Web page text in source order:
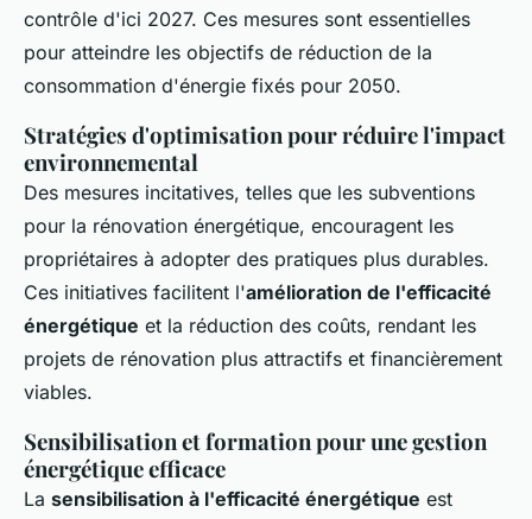
contrôle d'ici 2027. Ces mesures sont essentielles
pour atteindre les objectifs de réduction de la
consommation d'énergie fixés pour 2050.
Stratégies d'optimisation pour réduire l'impact
environnemental
Des mesures incitatives, telles que les subventions
pour la rénovation énergétique, encouragent les
propriétaires à adopter des pratiques plus durables.
Ces initiatives facilitent l'amélioration de l'efficacité
énergétique et la réduction des coûts, rendant les
projets de rénovation plus attractifs et financièrement
viables.
Sensibilisation et formation pour une gestion
énergétique efficace
La sensibilisation à l'efficacité énergétique est